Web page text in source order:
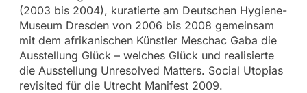
(2003 bis 2004), kuratierte am Deutschen Hygiene-
Museum Dresden von 2006 bis 2008 gemeinsam
mit dem afrikanischen Künstler Meschac Gaba die
Ausstellung Glück – welches Glück und realisierte
die Ausstellung Unresolved Matters. Social Utopias
revisited für die Utrecht Manifest 2009.